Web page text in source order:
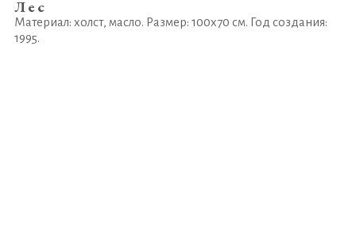
Лес
Материал: холст, масло. Размер: 100х70 см. Год создания:
1995.